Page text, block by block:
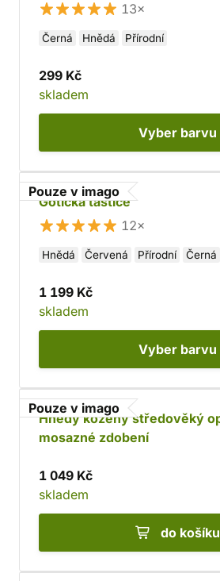
13×
Černá Hnědá Přírodní
299 Kč
skladem
Vyber barvu
Pouze v imago
Gotická taštice
12×
Hnědá Červená Přírodní Černá
1 199 Kč
skladem
Vyber barvu
Pouze v imago
Hnědý kožený středověký
mosazné zdobení
1 049 Kč
skladem
do košíku